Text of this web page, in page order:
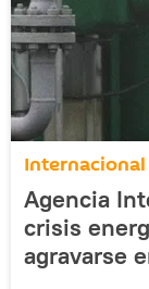
Internacional
Agencia
crisis
agravarse